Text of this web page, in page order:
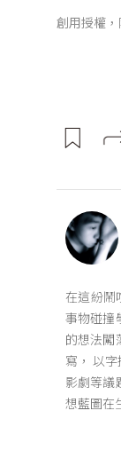
創用授權
在這紛鬧
事物碰撞
的想法闖
寫， 以
影劇等議
想藍圖在